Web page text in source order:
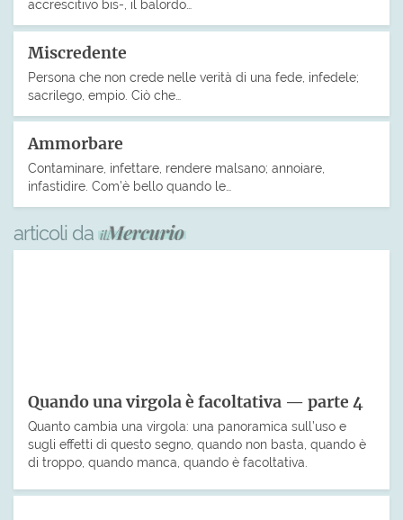
accrescitivo bis-, il balordo…
Miscredente
Persona che non crede nelle verità di una fede, infedele;
sacrilego, empio. Ciò che…
Ammorbare
Contaminare, infettare, rendere malsano; annoiare,
infastidire. Com’è bello quando le…
articoli da
Quando una virgola è facoltativa — parte 4
Quanto cambia una virgola: una panoramica sull’uso e
sugli effetti di questo segno, quando non basta, quando è
di troppo, quando manca, quando è facoltativa.